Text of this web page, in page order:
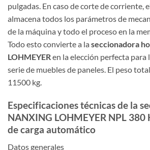
pulgadas. En caso de corte de corriente,
almacena todos los parámetros de
de la máquina y todo el proceso en la
Todo esto convierte a la seccionadora
LOHMEYER en la elección perfecta para
serie de muebles de paneles. El peso
11500 kg.
Especificaciones técnicas de la
NANXING LOHMEYER NPL 380
de carga automático
Datos generales